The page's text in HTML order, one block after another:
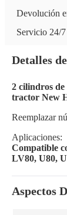
Devolución
Servicio 24/7
Detalles
2 cilindros
tractor New
Reemplazar
Aplicaciones:
Compatible
LV80, U80,
Aspectos